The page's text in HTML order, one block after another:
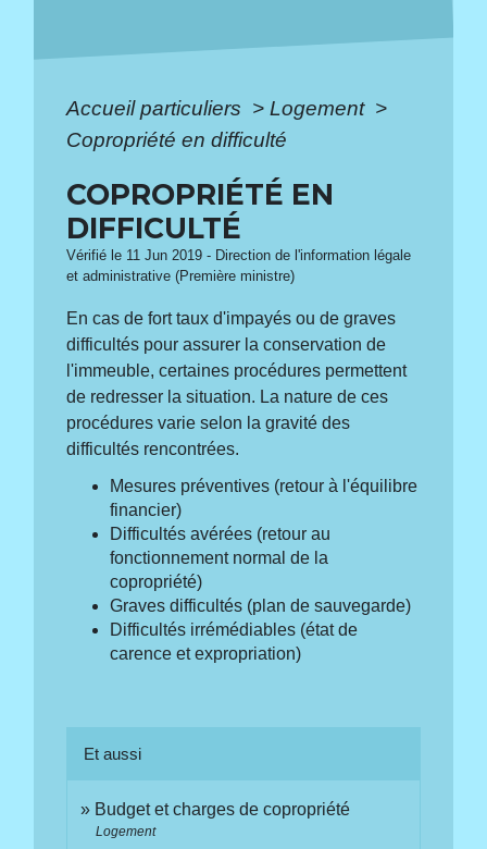
Accueil particuliers > Logement >
Copropriété en difficulté
COPROPRIÉTÉ EN
DIFFICULTÉ
Vérifié le 11 Jun 2019 - Direction de l'information légale
et administrative (Première ministre)
En cas de fort taux d'impayés ou de graves
difficultés pour assurer la conservation de
l'immeuble, certaines procédures permettent
de redresser la situation. La nature de ces
procédures varie selon la gravité des
difficultés rencontrées.
Mesures préventives (retour à l'équilibre
financier)
Difficultés avérées (retour au
fonctionnement normal de la
copropriété)
Graves difficultés (plan de sauvegarde)
Difficultés irrémédiables (état de
carence et expropriation)
Et aussi
Budget et charges de copropriété
Logement